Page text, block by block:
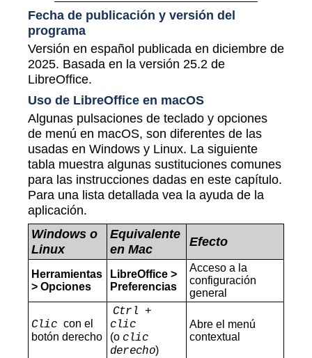
Fecha de publicación y versión del
programa
Versión en español publicada en diciembre de
2025. Basada en la versión 25.2 de
LibreOffice.
Uso de LibreOffice en macOS
Algunas pulsaciones de teclado y opciones
de menú en macOS, son diferentes de las
usadas en Windows y Linux. La siguiente
tabla muestra algunas sustituciones comunes
para las instrucciones dadas en este capítulo.
Para una lista detallada vea la ayuda de la
aplicación.
Windows o
Linux
Equivalente
en Mac
Efecto
Herramientas
> Opciones
LibreOffice >
Preferencias
Acceso a la
configuración
general
Cliccon el
botón derecho
Ctrl +
clic
(o clic
derecho)
Abre el menú
contextual